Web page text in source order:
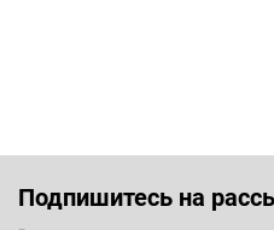
Подпишитесь на